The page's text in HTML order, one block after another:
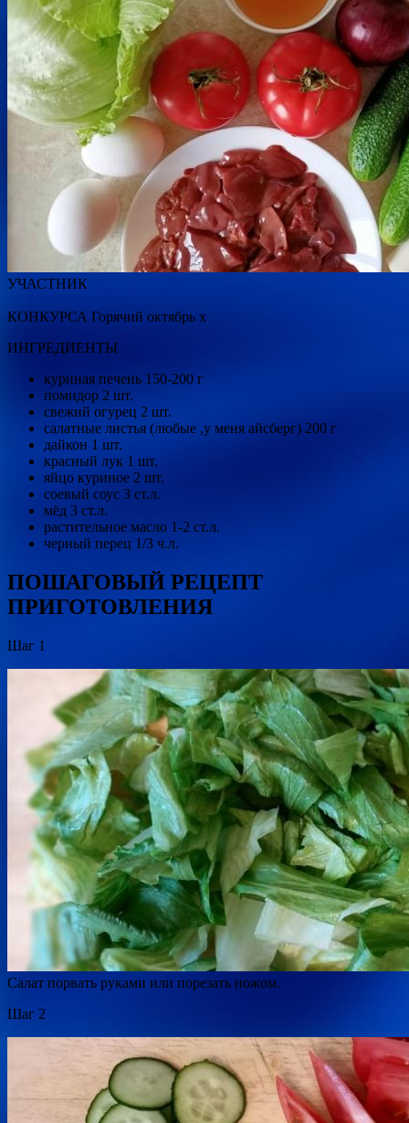
УЧАСТНИК
КОНКУРСА Горячий октябрь x
ИНГРЕДИЕНТЫ
куриная печень 150-200 г
помидор 2 шт.
свежий огурец 2 шт.
салатные листья (любые ,у меня айсберг) 200 г
дайкон 1 шт.
красный лук 1 шт.
яйцо куриное 2 шт.
соевый соус 3 ст.л.
мёд 3 ст.л.
растительное масло 1-2 ст.л.
черный перец 1/3 ч.л.
ПОШАГОВЫЙ РЕЦЕПТ
ПРИГОТОВЛЕНИЯ
Шаг 1
Салат порвать руками или порезать ножом.
Шаг 2